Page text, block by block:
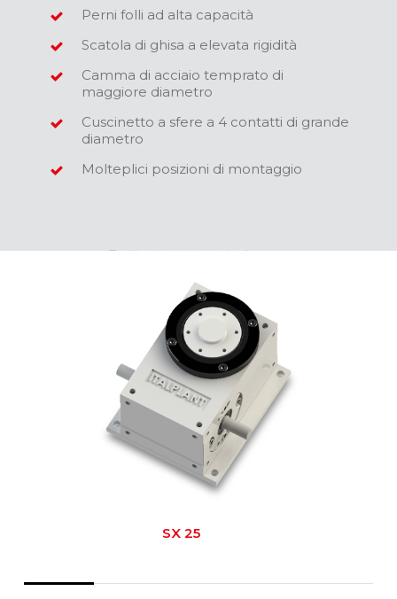
Perni folli ad alta capacità
Scatola di ghisa a elevata rigidità
Camma di acciaio temprato di
maggiore diametro
Cuscinetto a sfere a 4 contatti di grande
diametro
Molteplici posizioni di montaggio
SX 25